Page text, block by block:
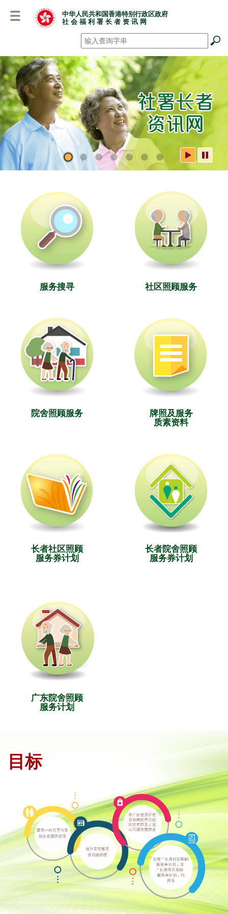
容
中华人民共和国香港特别行政区政府
社 会 福 利 署 长 者 资 讯 网
搜寻 *
社署长者资讯网
服务搜寻 社区照顾服务
院舍照顾服务
牌照及服务
质素资料
长者社区照顾
服务券计划
长者院舍照顾
服务券计划
广东院舍照顾
服务计划
目标